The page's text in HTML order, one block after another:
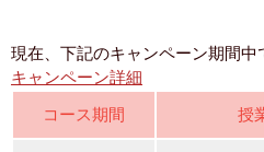
現在、下記のキャンペーン期間中
キャンペーン詳細
コース期間
授